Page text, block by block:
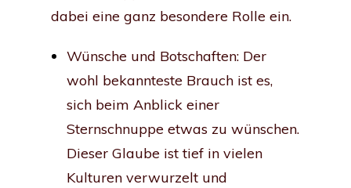
dabei eine ganz besondere Rolle ein.
Wünsche und Botschaften: Der
wohl bekannteste Brauch ist es,
sich beim Anblick einer
Sternschnuppe etwas zu wünschen.
Dieser Glaube ist tief in vielen
Kulturen verwurzelt und